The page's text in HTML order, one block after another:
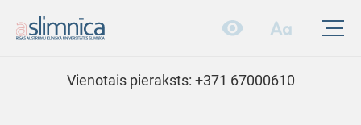
Vienotais pieraksts: +371 67000610